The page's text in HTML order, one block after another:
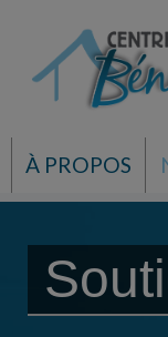
À PROPOS